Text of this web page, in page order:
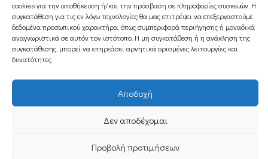
cookies για την αποθήκευση ή/και την πρόσβαση σε πληροφορίες συσκευών. Η
συγκατάθεση για τις εν λόγω τεχνολογίες θα μας επιτρέψει να επεξεργαστούμε
δεδομένα προσωπικού χαρακτήρα, όπως συμπεριφορά περιήγησης ή μοναδικά
αναγνωριστικά σε αυτόν τον ιστότοπο. Η μη συγκατάθεση ή η ανάκληση της
συγκατάθεσης, μπορεί να επηρεάσει αρνητικά ορισμένες λειτουργίες και
δυνατότητες.
Αποδοχή
Δεν αποδέχομαι
Προβολή προτιμήσεων
Εγγραφείτε στο Newsletter μας